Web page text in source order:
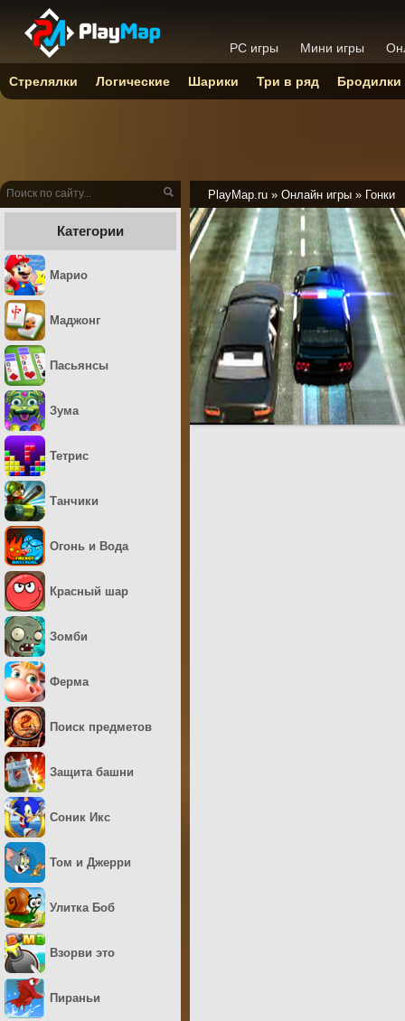
PlayMap.ru » Онлайн игры » Гонки
Категории
Марио
Маджонг
Пасьянсы
Зума
Тетрис
Танчики
Огонь и Вода
Красный шар
Зомби
Ферма
Поиск предметов
Защита башни
Соник Икс
Том и Джерри
Улитка Боб
Взорви это
Пираньи
PC игры Мини игры
Стрелялки Логические Шарики Три в ряд Бродилки